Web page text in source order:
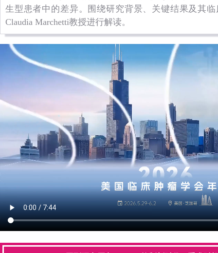
生型患者中的差异。围绕研究背景、关键结果及其
Claudia Marchetti教授进行解读。